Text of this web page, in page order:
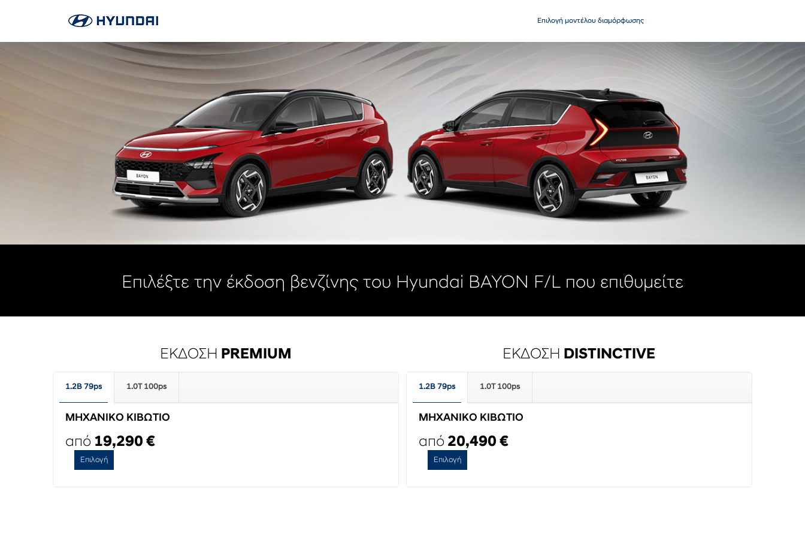
Επιλογή μοντέλου διαμόρφωσης
Επιλέξτε την έκδοση βενζίνης του Hyundai BAYON F/L που επιθυμείτε
ΕΚΔΟΣΗ PREMIUM
1.2B 79ps 1.0T 100ps
ΜΗΧΑΝΙΚΟ ΚΙΒΩΤΙΟ
από19,290 €
Επιλογή
ΕΚΔΟΣΗ DISTINCTIVE
1.2B 79ps 1.0T 100ps
ΜΗΧΑΝΙΚΟ ΚΙΒΩΤΙΟ
από20,490 €
Επιλογή